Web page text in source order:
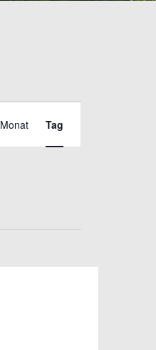
Ansichten-
Monat Tag